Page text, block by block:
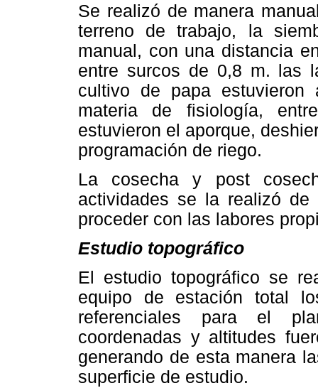
Se realizó de manera
terreno de trabajo, la
manual, con una distancia
entre surcos de 0,8 m. las
cultivo de papa
materia de fisiología,
estuvieron el aporque,
programación de riego.
La cosecha y post
actividades se la realizó de
proceder con las labores
Estudio topográfico
El estudio topográfico se
equipo de estación total
referenciales para el
coordenadas y altitudes
generando de esta manera
superficie de estudio.